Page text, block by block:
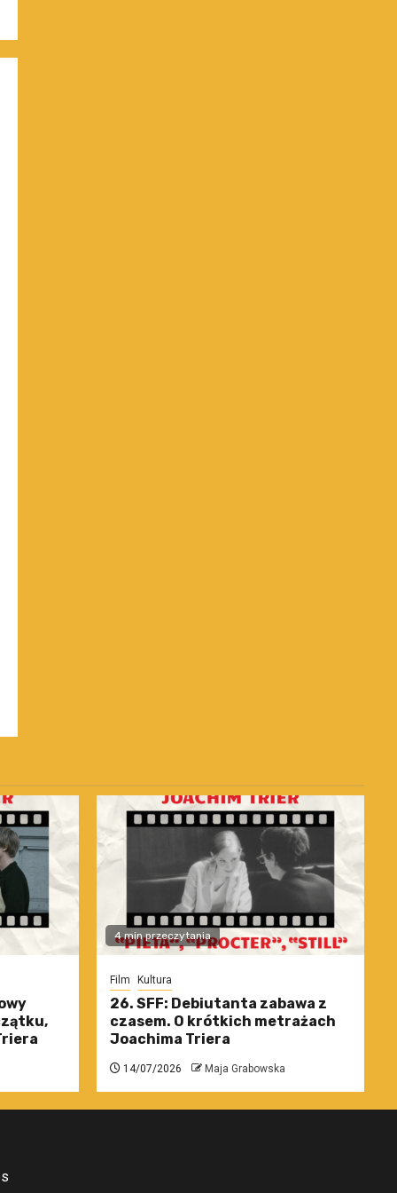
4 min przeczytania
Film Kultura
26. SFF: Debiutanta zabawa z
czasem. O krótkich metrażach
Joachima Triera
14/07/2026 Maja Grabowska